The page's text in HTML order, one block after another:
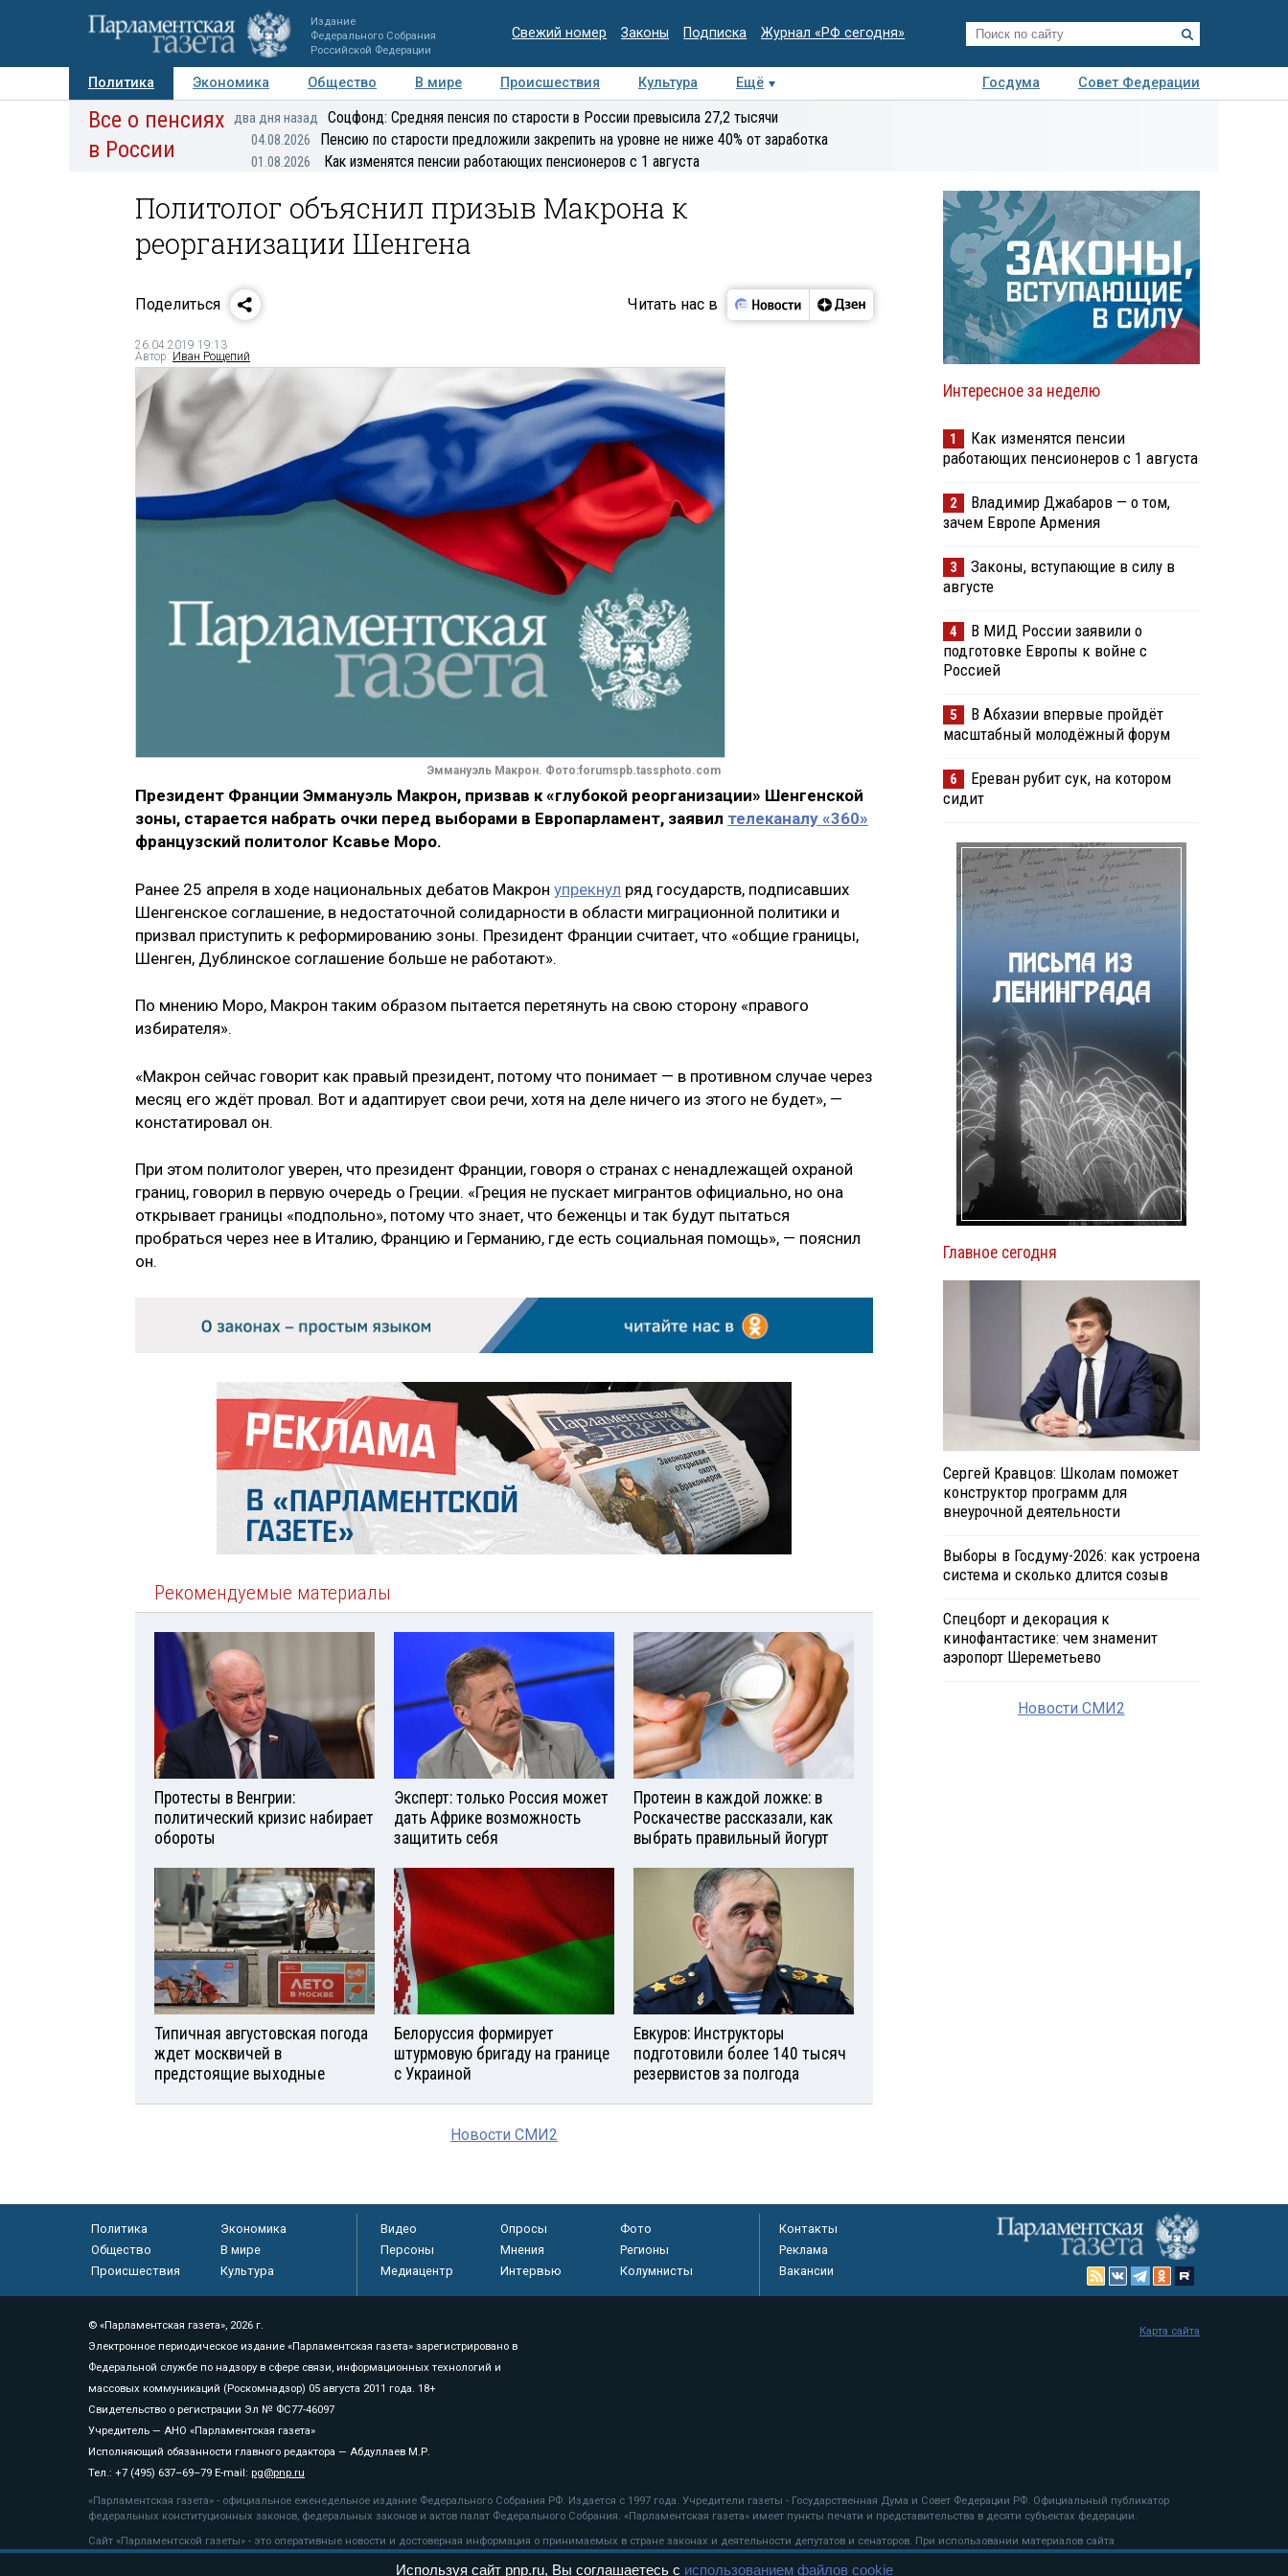
Издание
Федерального Собрания
Российской Федерации
Свежий номер Законы Подписка Журнал «РФ сегодня»
Политика Экономика Общество В мире Происшествия Культура Ещё Госдума
Совет Федерации
Авторы Персоны Мнения Регионы Медиацентр Интервью Колумнисты
Все о пенсиях
в России
два дня назад Соцфонд: Средняя пенсия по старости в России превысила 27,2 тысячи
04.08.2026 Пенсию по старости предложили закрепить на уровне не ниже 40% от заработка
01.08.2026 Как изменятся пенсии работающих пенсионеров с 1 августа
Политолог объяснил призыв Макрона к
реорганизации Шенгена
Поделиться Читать нас в
26.04.2019 19:13
Автор: Иван Рощепий
Эммануэль Макрон. Фото:forumspb.tassphoto.com
Президент Франции Эммануэль Макрон, призвав к «глубокой реорганизации» Шенгенской
зоны, старается набрать очки перед выборами в Европарламент, заявил телеканалу «360»
французский политолог Ксавье Моро.
Ранее 25 апреля в ходе национальных дебатов Макрон упрекнул ряд государств, подписавших
Шенгенское соглашение, в недостаточной солидарности в области миграционной политики и
призвал приступить к реформированию зоны. Президент Франции считает, что «общие границы,
Шенген, Дублинское соглашение больше не работают».
По мнению Моро, Макрон таким образом пытается перетянуть на свою сторону «правого
избирателя».
«Макрон сейчас говорит как правый президент, потому что понимает — в противном случае через
месяц его ждёт провал. Вот и адаптирует свои речи, хотя на деле ничего из этого не будет», —
констатировал он.
При этом политолог уверен, что президент Франции, говоря о странах с ненадлежащей охраной
границ, говорил в первую очередь о Греции. «Греция не пускает мигрантов официально, но она
открывает границы «подпольно», потому что знает, что беженцы и так будут пытаться
пробраться через нее в Италию, Францию и Германию, где есть социальная помощь», — пояснил
он.
Рекомендуемые материалы
Протесты в Венгрии:
политический кризис набирает
обороты
Эксперт: только Россия может
дать Африке возможность
защитить себя
Протеин в каждой ложке: в
Роскачестве рассказали, как
выбрать правильный йогурт
Типичная августовская погода
ждет москвичей в
предстоящие выходные
Белоруссия формирует
штурмовую бригаду на границе
с Украиной
Евкуров: Инструкторы
подготовили более 140 тысяч
резервистов за полгода
Новости СМИ2
Интересное за неделю
1
Как изменятся пенсии
работающих пенсионеров с 1 августа
2
Владимир Джабаров — о том,
зачем Европе Армения
3
Законы, вступающие в силу в
августе
4
В МИД России заявили о
подготовке Европы к войне с
Россией
5
В Абхазии впервые пройдёт
масштабный молодёжный форум
6
Ереван рубит сук, на котором
сидит
Главное сегодня
Сергей Кравцов: Школам поможет
конструктор программ для
внеурочной деятельности
Выборы в Госдуму-2026: как устроена
система и сколько длится созыв
Спецборт и декорация к
кинофантастике: чем знаменит
аэропорт Шереметьево
Новости СМИ2
Политика
Экономика
Общество
В мире
Происшествия
Культура
Видео Опросы
Фото
Персоны
Мнения
Регионы
Медиацентр
Интервью Колумнисты
Контакты
Реклама
Вакансии
© «Парламентская газета», 2026 г.
Электронное периодическое издание «Парламентская газета» зарегистрировано в
Федеральной службе по надзору в сфере связи, информационных технологий и
массовых коммуникаций (Роскомнадзор) 05 августа 2011 года. 18+
Свидетельство о регистрации Эл № ФС77-46097
Учредитель — АНО «Парламентская газета»
Исполняющий обязанности главного редактора — Абдуллаев М.Р.
Тел.: +7 (495) 637–69–79 E-mail: pg@pnp.ru
«Парламентская газета» - официальное еженедельное издание Федерального Собрания РФ. Издается с 1997 года. Учредители газеты - Государственная Дума и Совет Федерации РФ. Официальный публикатор
федеральных конституционных законов, федеральных законов и актов палат Федерального Собрания. «Парламентская газета» имеет пункты печати и представительства в десяти субъектах федерации.
Сайт «Парламентской газеты» - это оперативные новости и достоверная информация о принимаемых в стране законах и деятельности депутатов и сенаторов. При использовании материалов сайта
«Парламентской газеты» активная ссылка на pnp.ru обязательна.
Карта сайта
Используя сайт pnp.ru, Вы соглашаетесь с использованием файлов cookie